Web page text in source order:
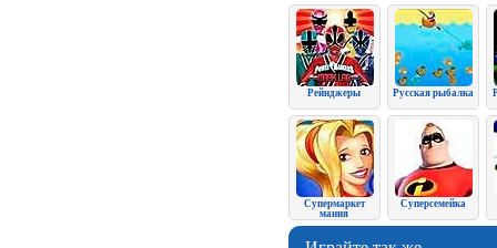
Рейнджеры Русская рыбалка
Супермаркет
мания
Суперсемейка